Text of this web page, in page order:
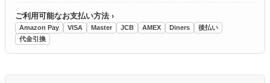
ご利用可能なお支払い方法 ›
Amazon Pay VISA Master JCB AMEX Diners
後払い
代金引換